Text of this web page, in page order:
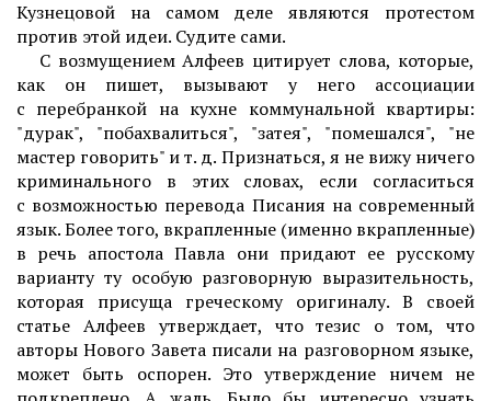
Кузнецовой на самом деле являются протестом
против этой идеи. Судите сами.
С возмущением Алфеев цитирует слова, которые,
как он пишет, вызывают у него ассоциации
с перебранкой на кухне коммунальной квартиры:
"дурак", "побахвалиться", "затея", "помешался", "не
мастер говорить" и т. д. Признаться, я не вижу ничего
криминального в этих словах, если согласиться
с возможностью перевода Писания на современный
язык. Более того, вкрапленные (именно вкрапленные)
в речь апостола Павла они придают ее русскому
варианту ту особую разговорную выразительность,
которая присуща греческому оригиналу. В своей
статье Алфеев утверждает, что тезис о том, что
авторы Нового Завета писали на разговорном языке,
может быть оспорен. Это утверждение ничем не